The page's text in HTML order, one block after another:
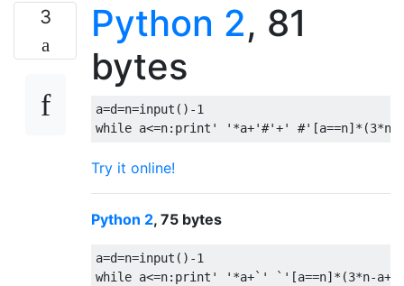
3 Python 2, 81
bytes
a=d=n=input ()-1
while a<=n: print ' ' *a+'#'+' #' [a==n]*(3*n
Try it online!
Python 2, 75 bytes
a=d=n=input ()-1
while a<=n: print ' ' *a+` ' `' [a==n]*(3*n-a+~